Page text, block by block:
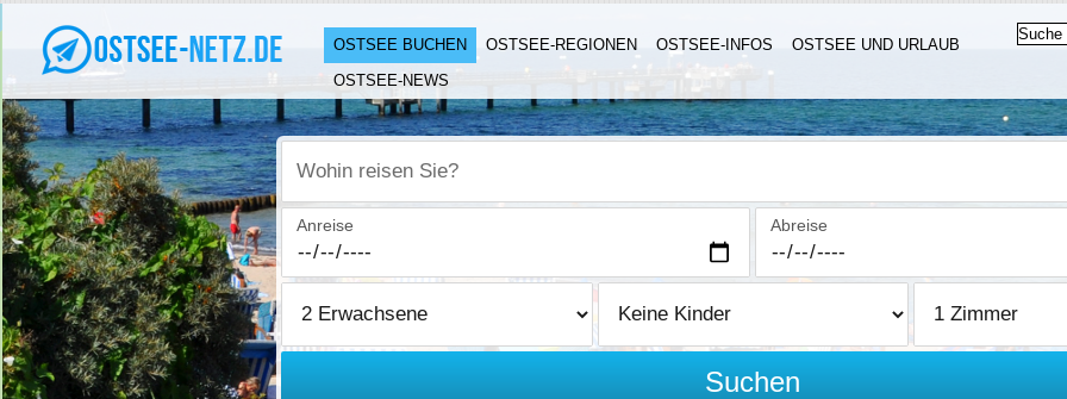
OSTSEE BUCHEN OSTSEE-REGIONEN OSTSEE-INFOS
OSTSEE UND URLAUB
OSTSEE-NEWS
Wohin reisen Sie?
Anreise Abreise
Suchen